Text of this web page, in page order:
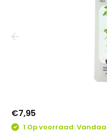
€7,95
1 Op voorraad: